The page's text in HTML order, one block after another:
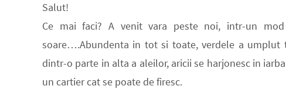
Salut!
Ce mai faci? A venit vara peste noi, intr-un
soare….Abundenta in tot si toate, verdele a
dintr-o parte in alta a aleilor, aricii se harjonesc in
un cartier cat se poate de firesc.